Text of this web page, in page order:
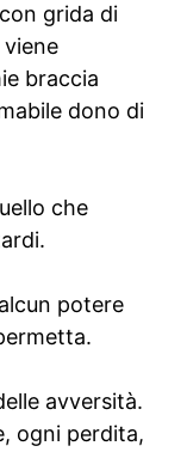
grida di
braccia
dono di
che
potere
avversità.
ogni perdita,